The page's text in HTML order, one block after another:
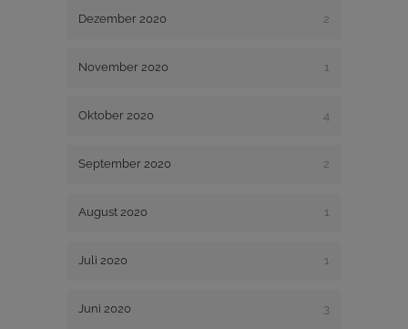
Dezember 2020 2
November 2020 1
Oktober 2020 4
September 2020 2
August 2020 1
Juli 2020 1
Juni 2020 3